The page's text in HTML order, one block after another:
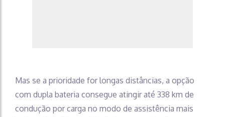
Mas se a prioridade for longas distâncias, a opção
com dupla bateria consegue atingir até 338 km de
condução por carga no modo de assistência mais